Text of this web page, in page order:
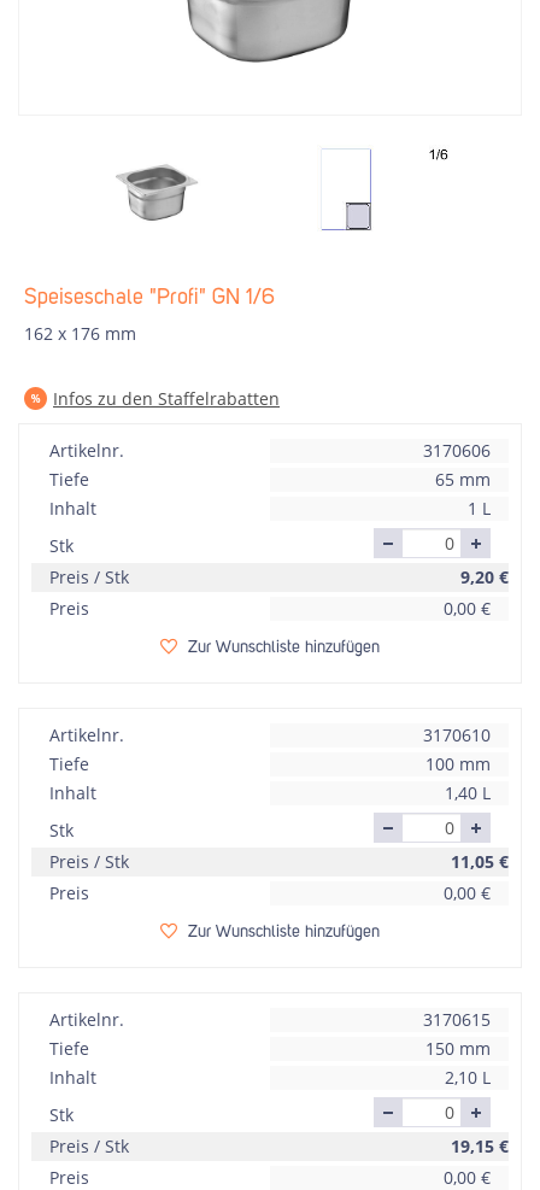
Speiseschale "Profi" GN 1/6
162 x 176 mm
Infos zu den Staffelrabatten
Artikelnr.
3170606
Tiefe
65 mm
Inhalt
1 L
Stk
Preis / Stk
9,20 €
Preis
0,00 €
Zur Wunschliste hinzufügen
Artikelnr.
3170610
Tiefe
100 mm
Inhalt
1,40 L
Stk
Preis / Stk
11,05 €
Preis
0,00 €
Zur Wunschliste hinzufügen
Artikelnr.
3170615
Tiefe
150 mm
Inhalt
2,10 L
Stk
Preis / Stk
19,15 €
Preis
0,00 €